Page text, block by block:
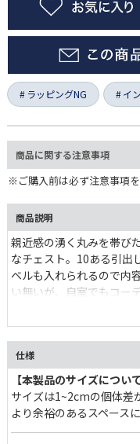
ラッピングNG イ
商品に関する注意事項
※ご購入前は必ず注意事項を
商品説明
親近感の湧く丸みを帯び
なチェスト。10ある引出
ベルも入れられるので内
い無いが、自室でもコー
仕様
【本製品のサイズについて
サイズは1~2cmの個体差
より余裕のあるスペース